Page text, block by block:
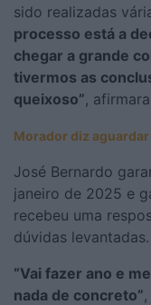
sido realizadas
processo está a
chegar a grande
tivermos as
queixoso”,
Morador diz
José Bernardo
janeiro de 2025 e
recebeu uma
dúvidas levantadas.
“Vai fazer ano e
nada de concreto”